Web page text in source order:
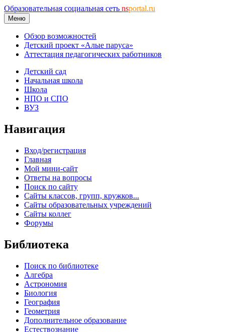
Образовательная социальная сеть nsportal.ru
Меню
Обзор возможностей
Детский проект «Алые паруса»
Аттестация педагогических работников
Детский сад
Начальная школа
Школа
НПО и СПО
ВУЗ
Навигация
Вход/регистрация
Главная
Мой мини-сайт
Ответы на вопросы
Поиск по сайту
Сайты классов, групп, кружков...
Сайты образовательных учреждений
Сайты коллег
Форумы
Библиотека
Поиск по библиотеке
Алгебра
Астрономия
Биология
География
Геометрия
Дополнительное образование
Естествознание